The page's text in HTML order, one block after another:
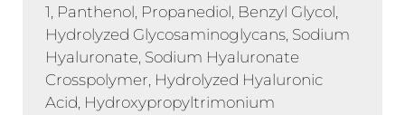
1, Panthenol, Propanediol, Benzyl Glycol,
Hydrolyzed Glycosaminoglycans, Sodium
Hyaluronate, Sodium Hyaluronate
Crosspolymer, Hydrolyzed Hyaluronic
Acid, Hydroxypropyltrimonium